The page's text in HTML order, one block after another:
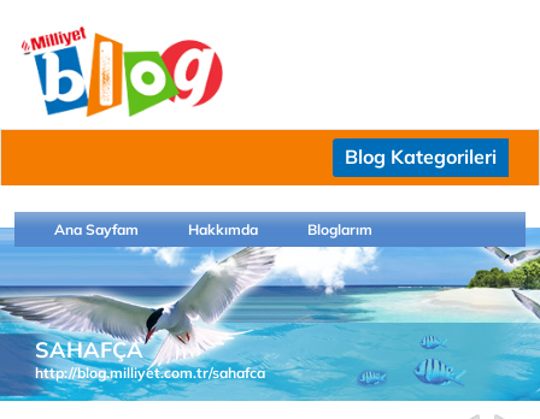
Blog Kategorileri
Ana Sayfam Hakkımda Bloglarım
SAHAFÇA
http://blog.milliyet.com.tr/sahafca